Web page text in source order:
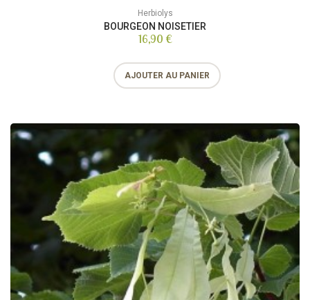
Herbiolys
BOURGEON NOISETIER
16,90 €
AJOUTER AU PANIER